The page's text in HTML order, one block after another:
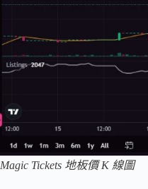
Magic Tickets 地板價 K 線圖